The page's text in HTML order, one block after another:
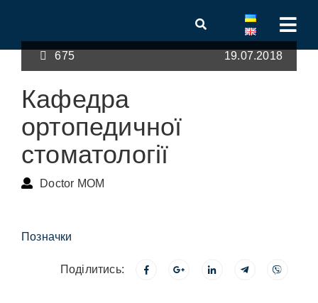
675 19.07.2018
Кафедра
ортопедичної
стоматології
Doctor MOM
Позначки
Поділитись: